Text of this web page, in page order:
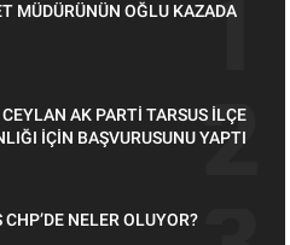
MÜDÜRÜNÜN OĞLU KAZADA
PARTİ TARSUS İLÇE
İÇİN BAŞVURUSUNU YAPTI
TARSUS CHP’DE NELER OLUYOR?